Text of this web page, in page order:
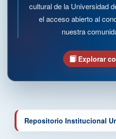
cultural de la Universidad
el acceso abierto al
nuestra
Explorar
Repositorio Institucional